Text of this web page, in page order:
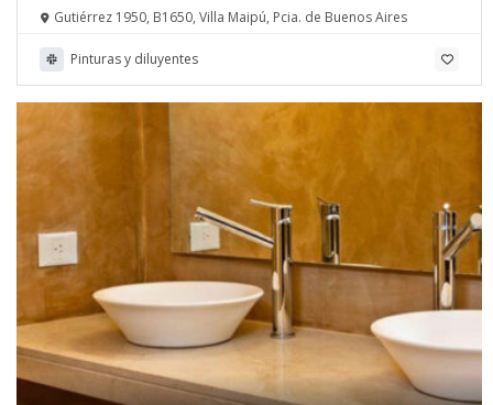
Gutiérrez 1950, B1650, Villa Maipú, Pcia. de Buenos Aires
Pinturas y diluyentes